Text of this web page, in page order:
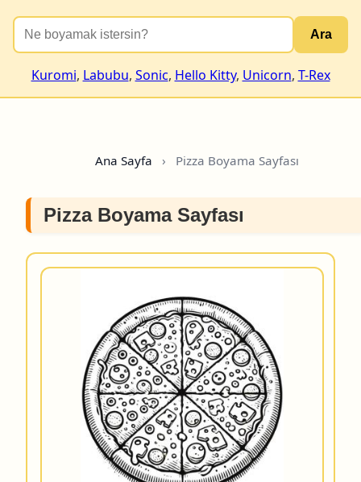
Ara
Kuromi, Labubu, Sonic, Hello Kitty, Unicorn, T-Rex
Ana Sayfa › Pizza Boyama Sayfası
Pizza Boyama Sayfası